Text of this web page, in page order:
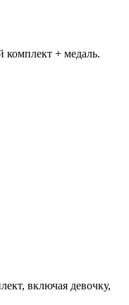
+ медаль.
включая девочку,